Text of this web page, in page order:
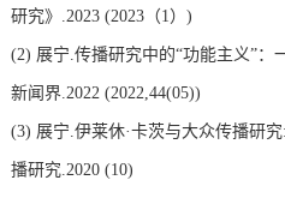
研究》.2023 (2023（1）)
(2) 展宁.传播研究中的“功能主义”
新闻界.2022 (2022,44(05))
(3) 展宁.伊莱休·卡茨与大众传播研
播研究.2020 (10)